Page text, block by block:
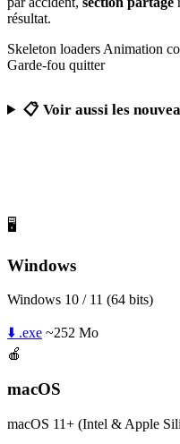
résultat.
Skeleton loaders Animation
Garde-fou quitter
📋 Voir aussi les
🖥️
Windows
Windows 10 / 11 (64 bits)
⬇️ .exe ~252 Mo
🍎
macOS
macOS 11+ (Intel & Apple